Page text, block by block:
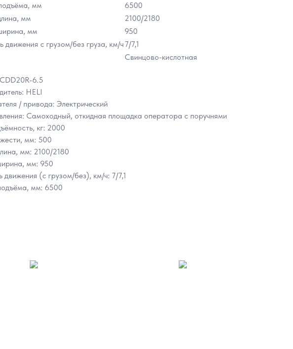
мм
6500
мм
2100/2180
мм
950
движения с грузом/без груза, км/ч7/7,1
Свинцово-кислотная
6.5
HELI
/ привода: Электрический
Самоходный, откидная площадка оператора с поручнями
кг: 2000
мм: 500
мм: 2100/2180
мм: 950
движения (с грузом/без), км/ч: 7/7,1
мм: 6500